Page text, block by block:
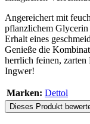
Angereichert mit
pflanzlichem Glycerin
Erhalt eines
Genieße die
herrlich feinen,
Ingwer!
Marken: Dettol
Dieses Produkt